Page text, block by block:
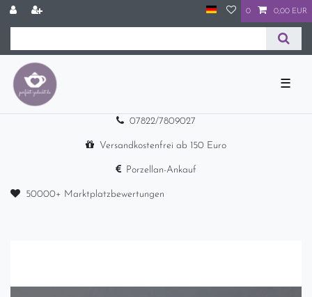
0 0,00 EUR
☰
07822/7809027
Versandkostenfrei ab 150 Euro
Porzellan-Ankauf
50000+ Marktplatzbewertungen